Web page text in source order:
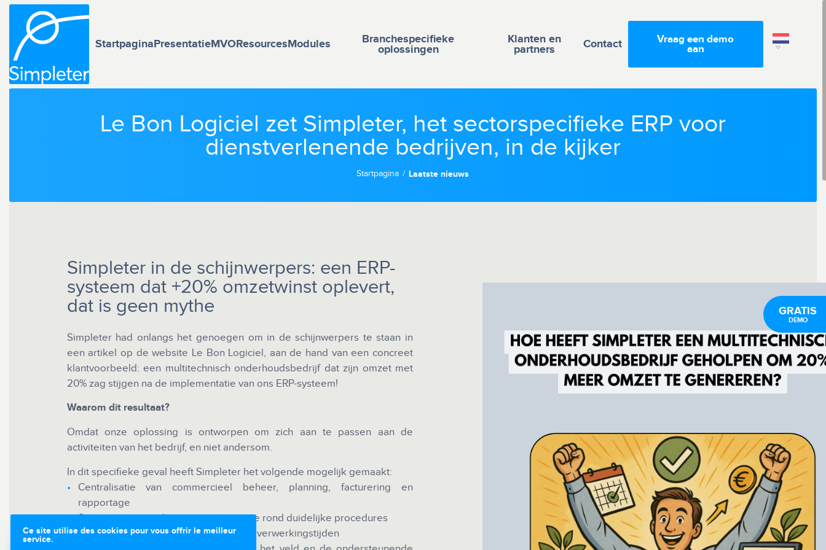
StartpaginaPresentatieMVOResourcesModules
Branchespecifieke
oplossingen
Klanten en
partners
Contact
Vraag een demo
aan
Le Bon Logiciel zet Simpleter, het sectorspecifieke ERP voor
dienstverlenende bedrijven, in de kijker
Startpagina Laatste nieuws
Simpleter in de schijnwerpers: een ERP-
systeem dat +20% omzetwinst oplevert,
dat is geen mythe
Simpleter had onlangs het genoegen om in de schijnwerpers te staan in
een artikel op de website Le Bon Logiciel, aan de hand van een concreet
klantvoorbeeld: een multitechnisch onderhoudsbedrijf dat zijn omzet met
20% zag stijgen na de implementatie van ons ERP-systeem!
Waarom dit resultaat?
Omdat onze oplossing is ontworpen om zich aan te passen aan de
activiteiten van het bedrijf, en niet andersom.
In dit specifieke geval heeft Simpleter het volgende mogelijk gemaakt:
Centralisatie van commercieel beheer, planning, facturering en
rapportage
Structurering van de interne organisatie rond duidelijke procedures
Vermindering van fouten, herinvoer en verwerkingstijden
Ce site utilise des cookies pour vous offrir le meilleur
service.
GRATIS
DEMO